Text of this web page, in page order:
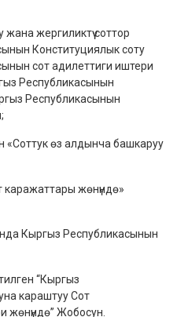
жергиликтүү соттор
Конституциялык соту
сот адилеттиги иштери
Республикасынын
Республикасынын
«Соттук өз алдынча башкаруу
жөнүндө»
Кыргыз Республикасынын
“Кыргыз
караштуу Сот
жөнүндө” Жобосун.